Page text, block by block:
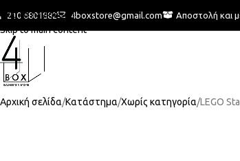
Skip to navigation
Skip to main content
210 6801882 4boxstore@gmail.com Αποστολή και
Αρχική σελίδα Κατάστημα Χωρίς κατηγορία LEGO